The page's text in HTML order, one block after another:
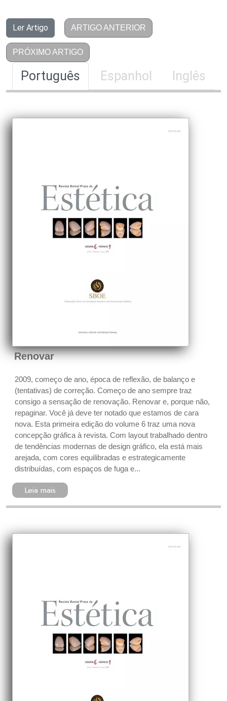
Ler Artigo ARTIGO ANTERIOR
PRÓXIMO ARTIGO
Português Espanhol Inglês
Renovar
2009, começo de ano, época de reflexão, de balanço e
(tentativas) de correção. Começo de ano sempre traz
consigo a sensação de renovação. Renovar e, porque não,
repaginar. Você já deve ter notado que estamos de cara
nova. Esta primeira edição do volume 6 traz uma nova
concepção gráfica à revista. Com layout trabalhado dentro
de tendências modernas de design gráfico, ela está mais
arejada, com cores equilibradas e estrategicamente
distribuídas, com espaços de fuga e...
Leia mais